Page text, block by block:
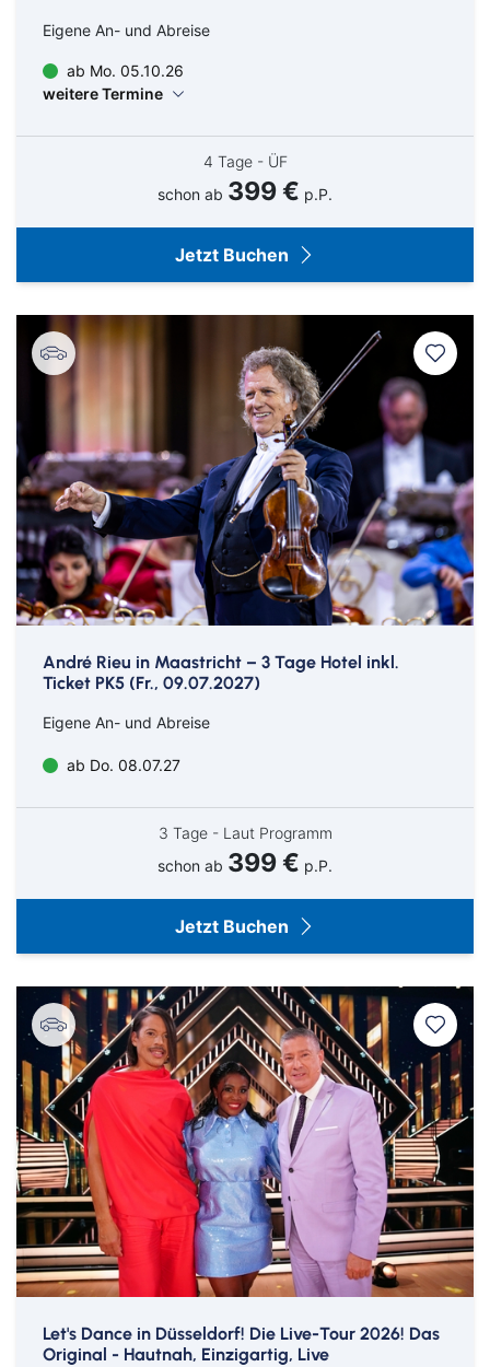
Eigene An- und Abreise
ab Mo. 05.10.26
weitere Termine
4 Tage - ÜF
schon ab 399 € p.P.
Jetzt Buchen
André Rieu in Maastricht – 3 Tage Hotel inkl.
Ticket PK5 (Fr., 09.07.2027)
Eigene An- und Abreise
ab Do. 08.07.27
3 Tage - Laut Programm
schon ab 399 € p.P.
Jetzt Buchen
Let's Dance in Düsseldorf! Die Live-Tour 2026! Das
Original - Hautnah, Einzigartig, Live